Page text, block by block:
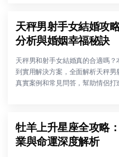
天秤男射手女結婚攻
分析與婚姻幸福秘訣
天秤男和射手女結婚真的合適嗎
到實用解決方案，全面解析天秤
真實案例和常見問答，幫助情侶打
牡羊上升星座全攻略
業與命運深度解析